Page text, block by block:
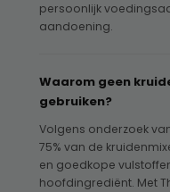
persoonlijk
aandoening.
Waarom geen
gebruiken?
Volgens onderzoek
75% van de
en goedkope
hoofdingrediënt. Met